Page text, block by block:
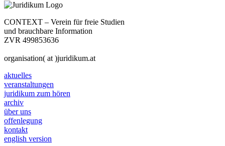
CONTEXT – Verein für freie Studien
und brauchbare Information
ZVR 499853636
organisation( at )juridikum.at
aktuelles
veranstaltungen
juridikum zum hören
archiv
über uns
offenlegung
kontakt
english version